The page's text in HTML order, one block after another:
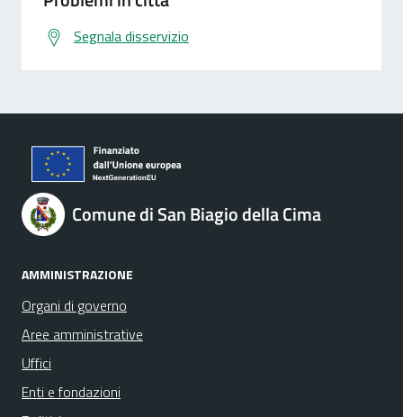
Segnala disservizio
Comune di San Biagio della Cima
AMMINISTRAZIONE
Organi di governo
Aree amministrative
Uffici
Enti e fondazioni